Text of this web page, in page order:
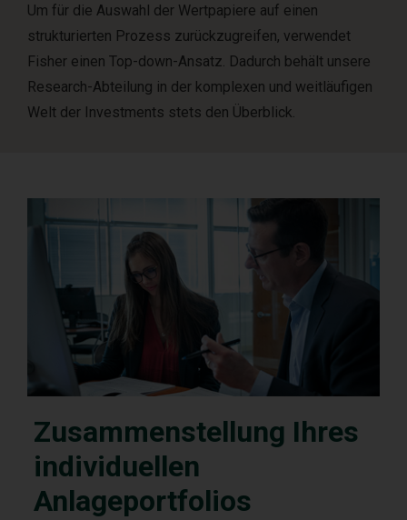
Um für die Auswahl der Wertpapiere auf einen
strukturierten Prozess zurückzugreifen, verwendet
Fisher einen Top-down-Ansatz. Dadurch behält unsere
Research-Abteilung in der komplexen und weitläufigen
Welt der Investments stets den Überblick.
Zusammenstellung Ihres
individuellen
Anlageportfolios